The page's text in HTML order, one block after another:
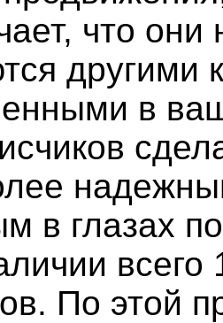
что они
другими
в
в глазах
всего
По этой